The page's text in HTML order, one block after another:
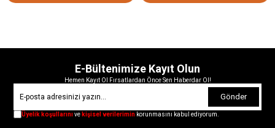
E-Bültenimize Kayıt Olun
Hemen Kayıt Ol Fırsatlardan Önce Sen Haberdar Ol!
Gönder
Üyelik koşullarınıve kişisel verilerimin korunmasını kabul ediyorum.